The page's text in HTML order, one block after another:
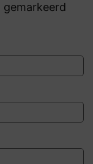
gemarkeerd